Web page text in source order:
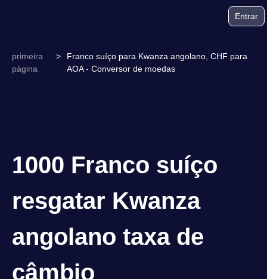
Entrar
primeira
página
>
Franco suíço para Kwanza angolano, CHF para
AOA - Conversor de moedas
1000 Franco suíço
resgatar Kwanza
angolano taxa de
câmbio